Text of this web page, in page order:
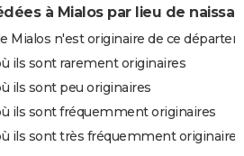
à Mialos par lieu de
Mialos n'est originaire de ce
ils sont rarement originaires
ils sont peu originaires
ils sont fréquemment originaires
ils sont très fréquemment originaires